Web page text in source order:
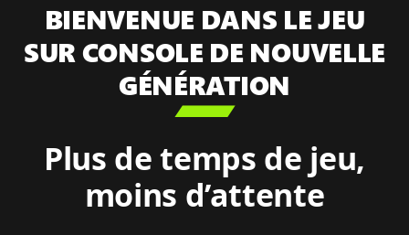
BIENVENUE DANS LE JEU
SUR CONSOLE DE NOUVELLE
GÉNÉRATION

Plus de temps de jeu,
moins d’attente